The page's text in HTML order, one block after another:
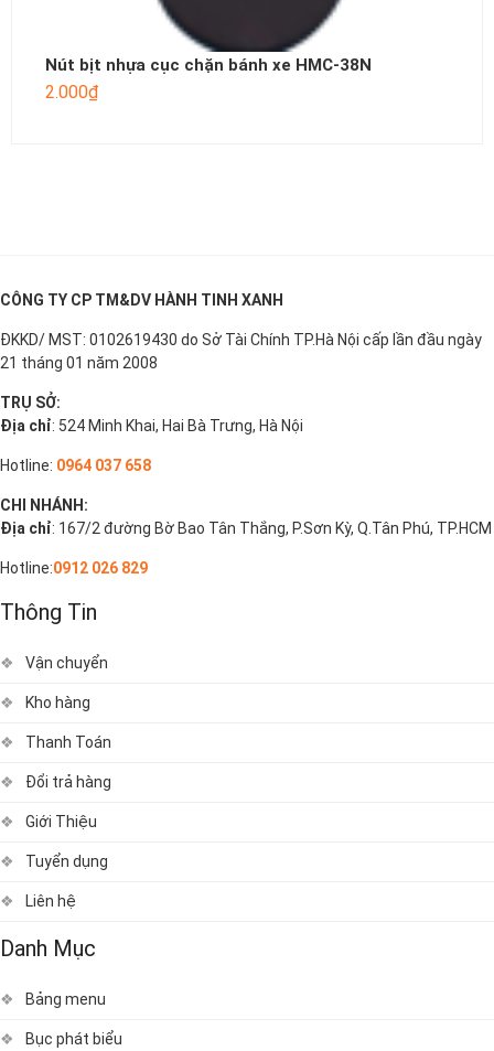
Nút bịt nhựa cục chặn bánh xe HMC-38N
2.000₫
CÔNG TY CP TM&DV HÀNH TINH XANH
ĐKKD/ MST: 0102619430 do Sở Tài Chính TP.Hà Nội cấp lần đầu ngày
21 tháng 01 năm 2008
TRỤ SỞ:
Địa chỉ: 524 Minh Khai, Hai Bà Trưng, Hà Nội
Hotline: 0964 037 658
CHI NHÁNH:
Địa chỉ: 167/2 đường Bờ Bao Tân Thắng, P.Sơn Kỳ, Q.Tân Phú, TP.HCM
Hotline:0912 026 829
Thông Tin
Vận chuyển
Kho hàng
Thanh Toán
Đổi trả hàng
Giới Thiệu
Tuyển dụng
Liên hệ
Danh Mục
Bảng menu
Bục phát biểu